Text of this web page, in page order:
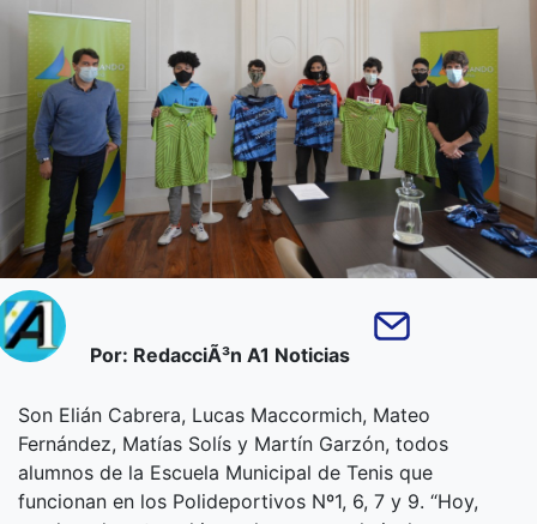
Por: RedacciÃ³n A1 Noticias
Son Elián Cabrera, Lucas Maccormich, Mateo
Fernández, Matías Solís y Martín Garzón, todos
alumnos de la Escuela Municipal de Tenis que
funcionan en los Polideportivos Nº1, 6, 7 y 9. “Hoy,